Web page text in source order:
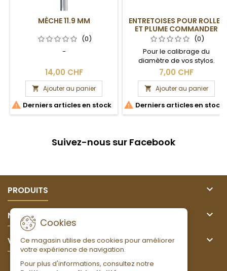
MÈCHE 11.9 MM
(0)
-
14,00 CHF
 Ajouter au panier
 Derniers articles en stock
ENTRETOISES POUR ROLLER
ET PLUME COMMANDER
(0)
Pour le calibrage du
diamètre de vos stylos.
7,00 CHF
 Ajouter au panier
 Derniers articles en stock
Suivez-nous sur Facebook
PRODUITS 
NOTRE SOCIÉTÉ 
VOTRE COMPTE 
Cookies
Ce magasin utilise des cookies pour améliorer
votre expérience de navigation.
Pour plus d'informations, consultez notre
LETTRE D'INFORMATIONS